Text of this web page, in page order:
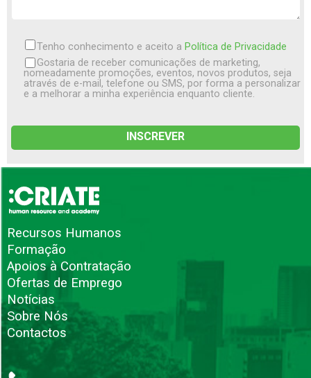
Tenho conhecimento e aceito a Política de Privacidade
Gostaria de receber comunicações de marketing,
nomeadamente promoções, eventos, novos produtos, seja
através de e-mail, telefone ou SMS, por forma a personalizar
e a melhorar a minha experiência enquanto cliente.
Recursos Humanos
Formação
Apoios à Contratação
Ofertas de Emprego
Notícias
Sobre Nós
Contactos